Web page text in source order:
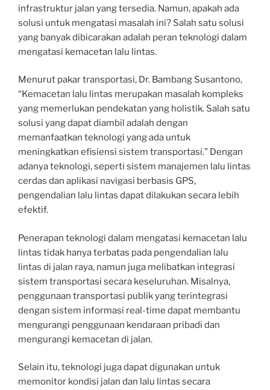
infrastruktur jalan yang tersedia. Namun, apakah ada
solusi untuk mengatasi masalah ini? Salah satu solusi
yang banyak dibicarakan adalah peran teknologi dalam
mengatasi kemacetan lalu lintas.
Menurut pakar transportasi, Dr. Bambang Susantono,
“Kemacetan lalu lintas merupakan masalah kompleks
yang memerlukan pendekatan yang holistik. Salah satu
solusi yang dapat diambil adalah dengan
memanfaatkan teknologi yang ada untuk
meningkatkan efisiensi sistem transportasi.” Dengan
adanya teknologi, seperti sistem manajemen lalu lintas
cerdas dan aplikasi navigasi berbasis GPS,
pengendalian lalu lintas dapat dilakukan secara lebih
efektif.
Penerapan teknologi dalam mengatasi kemacetan lalu
lintas tidak hanya terbatas pada pengendalian lalu
lintas di jalan raya, namun juga melibatkan integrasi
sistem transportasi secara keseluruhan. Misalnya,
penggunaan transportasi publik yang terintegrasi
dengan sistem informasi real-time dapat membantu
mengurangi penggunaan kendaraan pribadi dan
mengurangi kemacetan di jalan.
Selain itu, teknologi juga dapat digunakan untuk
memonitor kondisi jalan dan lalu lintas secara